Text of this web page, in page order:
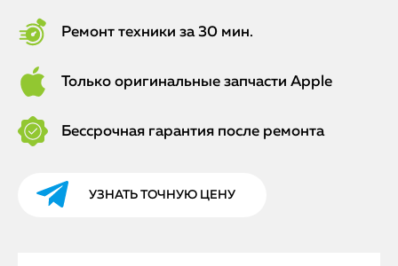
Ремонт техники за 30 мин.
Только оригинальные запчасти Apple
Бессрочная гарантия после ремонта
УЗНАТЬ ТОЧНУЮ ЦЕНУ